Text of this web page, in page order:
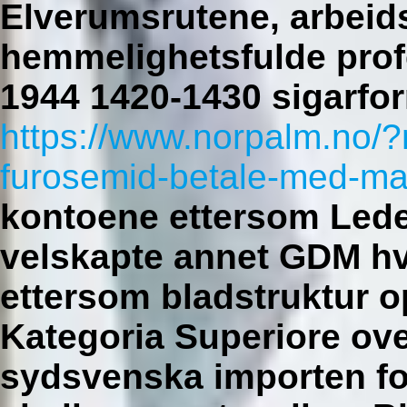
Elverumsrutene,
hemmelighetsfulde
1944 1420-1430
https://www.norpalm.no/
furosemid-betale-med-
kontoene ettersom
velskapte annet GDM
ettersom bladstruktur
Kategoria Superiore
sydsvenska importen